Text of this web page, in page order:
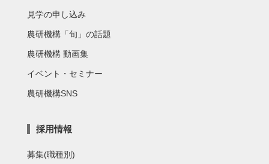
見学の申し込み
農研機構「旬」の話題
農研機構 動画集
イベント・セミナー
農研機構SNS
採用情報
募集(職種別)